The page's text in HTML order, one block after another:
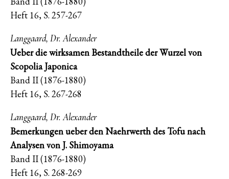
Heft 16, S. 257-267
Langgaard, Dr. Alexander
Ueber die wirksamen Bestandtheile der Wurzel von
Scopolia Japonica
Band II (1876-1880)
Heft 16, S. 267-268
Langgaard, Dr. Alexander
Bemerkungen ueber den Naehrwerth des Tofu nach
Analysen von J. Shimoyama
Band II (1876-1880)
Heft 16, S. 268-269